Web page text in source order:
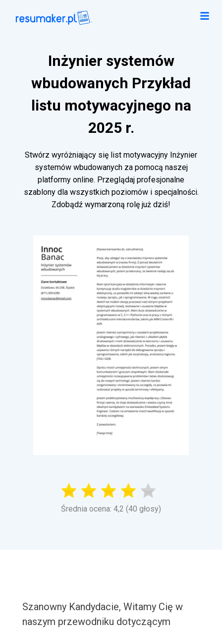
Inżynier systemów
wbudowanych Przykład
listu motywacyjnego na
2025 r.
Stwórz wyróżniający się list motywacyjny Inżynier
systemów wbudowanych za pomocą naszej
platformy online. Przeglądaj profesjonalne
szablony dla wszystkich poziomów i specjalności.
Zdobądź wymarzoną rolę już dziś!
Średnia ocena: 4,2 (40 głosy)
Szanowny Kandydacie, Witamy Cię w
naszym przewodniku dotyczącym